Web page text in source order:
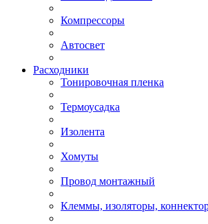
Компрессоры
Автосвет
Расходники
Тонировочная пленка
Термоусадка
Изолента
Хомуты
Провод монтажный
Клеммы, изоляторы,